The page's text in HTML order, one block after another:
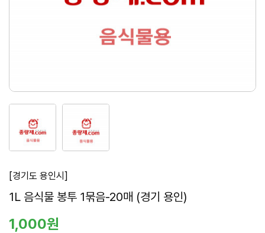
이
지
새
이
새
[경기도 용인시]
1L 음식물 봉투 1묶음-20매 (경기 용인)
1,000원